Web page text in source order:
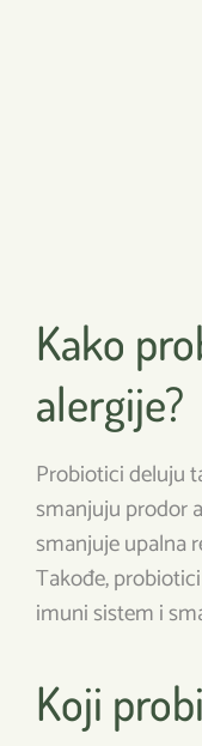
Kako
alergije?
Probiotici deluju
smanjuju prodor
smanjuje upalna
Takođe,
imuni sistem i
Koji